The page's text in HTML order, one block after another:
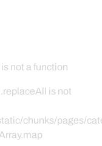
not a function
is not
chunks/pages/